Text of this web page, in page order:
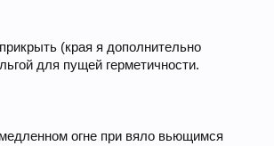
(края я дополнительно
для пущей герметичности.
огне при вяло вьющимся